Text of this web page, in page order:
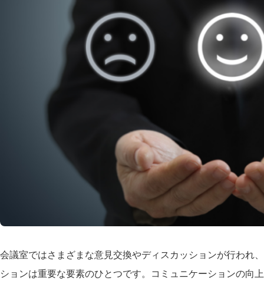
会議室ではさまざまな意見交換やディスカッションが行われ
ションは重要な要素のひとつです。コミュニケーションの向